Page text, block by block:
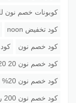
كوبونات خصم نون
كود تخفيض noon
كود خصم نون كود
كود خصم نون 20 2020
كود خصم نون 20%
كود خصم نون 200 ريال